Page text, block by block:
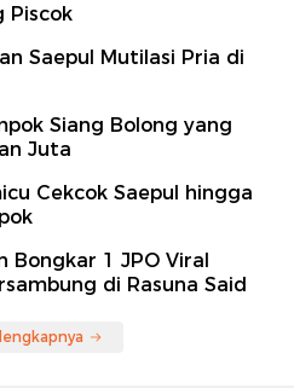
Piscok
Saepul Mutilasi Pria di
Siang Bolong yang
Juta
Cekcok Saepul hingga
Bongkar 1 JPO Viral
di Rasuna Said